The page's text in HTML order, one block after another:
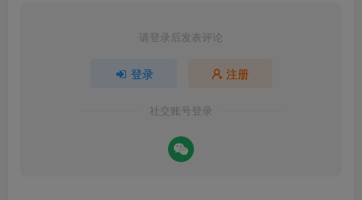
请登录后发表评论
登录 注册
社交账号登录